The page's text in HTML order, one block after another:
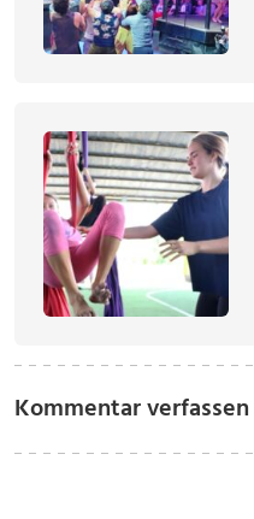
Kommentar verfassen